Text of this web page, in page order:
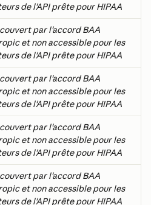
de l'API prête pour HIPAA
par l'accord BAA
et non accessible pour les
de l'API prête pour HIPAA
par l'accord BAA
et non accessible pour les
de l'API prête pour HIPAA
par l'accord BAA
et non accessible pour les
de l'API prête pour HIPAA
par l'accord BAA
et non accessible pour les
de l'API prête pour HIPAA